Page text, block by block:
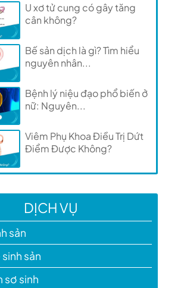
U xơ tử cung có gây tăng
cân không?
Bế sản dịch là gì? Tìm hiểu
nguyên nhân...
Bệnh lý niệu đạo phổ biến ở
nữ: Nguyên...
Viêm Phụ Khoa Điều Trị Dứt
Điểm Được Không?
DỊCH VỤ
sản
sản
sơ sinh